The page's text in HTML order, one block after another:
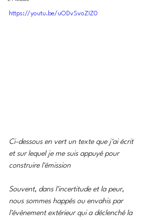
https://youtu.be/uODvSvoZIZ0
Ci-dessous en vert un texte que j'ai écrit
et sur lequel je me suis appuyé pour
construire l'émission
Souvent, dans l'incertitude et la peur,
nous sommes happés ou envahis par
l'évènement extérieur qui a déclenché la